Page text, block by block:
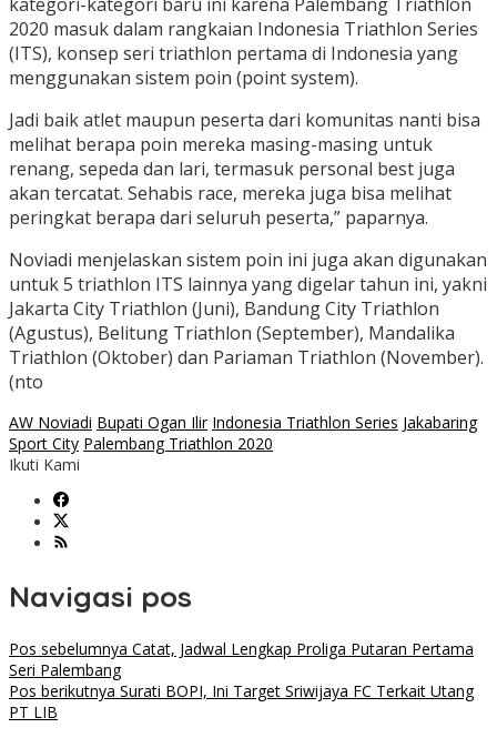
2020 masuk dalam rangkaian Indonesia Triathlon Series
(ITS), konsep seri triathlon pertama di Indonesia yang
menggunakan sistem poin (point system).
Jadi baik atlet maupun peserta dari komunitas nanti bisa
melihat berapa poin mereka masing-masing untuk
renang, sepeda dan lari, termasuk personal best juga
akan tercatat. Sehabis race, mereka juga bisa melihat
peringkat berapa dari seluruh peserta,” paparnya.
Noviadi menjelaskan sistem poin ini juga akan digunakan
untuk 5 triathlon ITS lainnya yang digelar tahun ini, yakni
Jakarta City Triathlon (Juni), Bandung City Triathlon
(Agustus), Belitung Triathlon (September), Mandalika
Triathlon (Oktober) dan Pariaman Triathlon (November).
(nto
AW Noviadi Bupati Ogan Ilir Indonesia Triathlon Series Jakabaring
Sport City Palembang Triathlon 2020
Ikuti Kami
Navigasi pos
Pos sebelumnya Catat, Jadwal Lengkap Proliga Putaran Pertama
Seri Palembang
Pos berikutnya Surati BOPI, Ini Target Sriwijaya FC Terkait Utang
PT LIB